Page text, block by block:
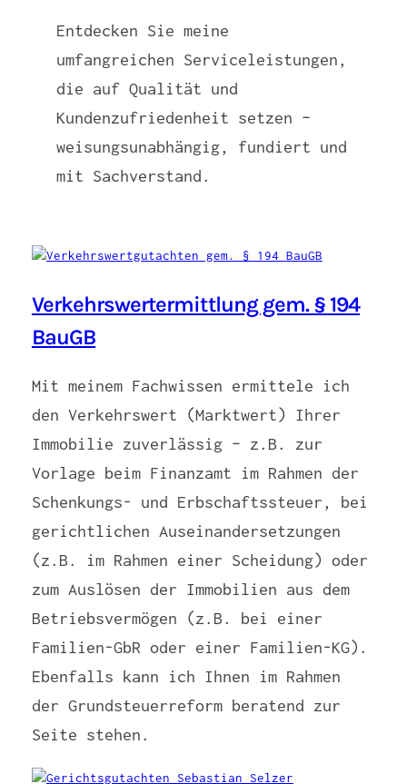
Entdecken Sie meine
umfangreichen Serviceleistungen,
die auf Qualität und
Kundenzufriedenheit setzen –
weisungsunabhängig, fundiert und
mit Sachverstand.
Verkehrswertermittlung gem. § 194
BauGB
Mit meinem Fachwissen ermittele ich
den Verkehrswert (Marktwert) Ihrer
Immobilie zuverlässig – z.B. zur
Vorlage beim Finanzamt im Rahmen der
Schenkungs- und Erbschaftssteuer, bei
gerichtlichen Auseinandersetzungen
(z.B. im Rahmen einer Scheidung) oder
zum Auslösen der Immobilien aus dem
Betriebsvermögen (z.B. bei einer
Familien-GbR oder einer Familien-KG).
Ebenfalls kann ich Ihnen im Rahmen
der Grundsteuerreform beratend zur
Seite stehen.